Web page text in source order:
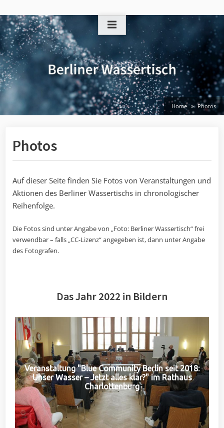
to
content
Home Photos
Photos
Auf dieser Seite finden Sie Fotos von Veranstaltungen und
Aktionen des Berliner Wassertischs in chronologischer
Reihenfolge.
Die Fotos sind unter Angabe von „Foto: Berliner Wassertisch“ frei
verwendbar – falls „CC-Lizenz“ angegeben ist, dann unter Angabe
des Fotografen.
Das Jahr 2022 in Bildern
Veranstaltung "Blue Community Berlin seit 2018:
Unser Wasser – Jetzt alles klar?" im Rathaus
Charlottenburg